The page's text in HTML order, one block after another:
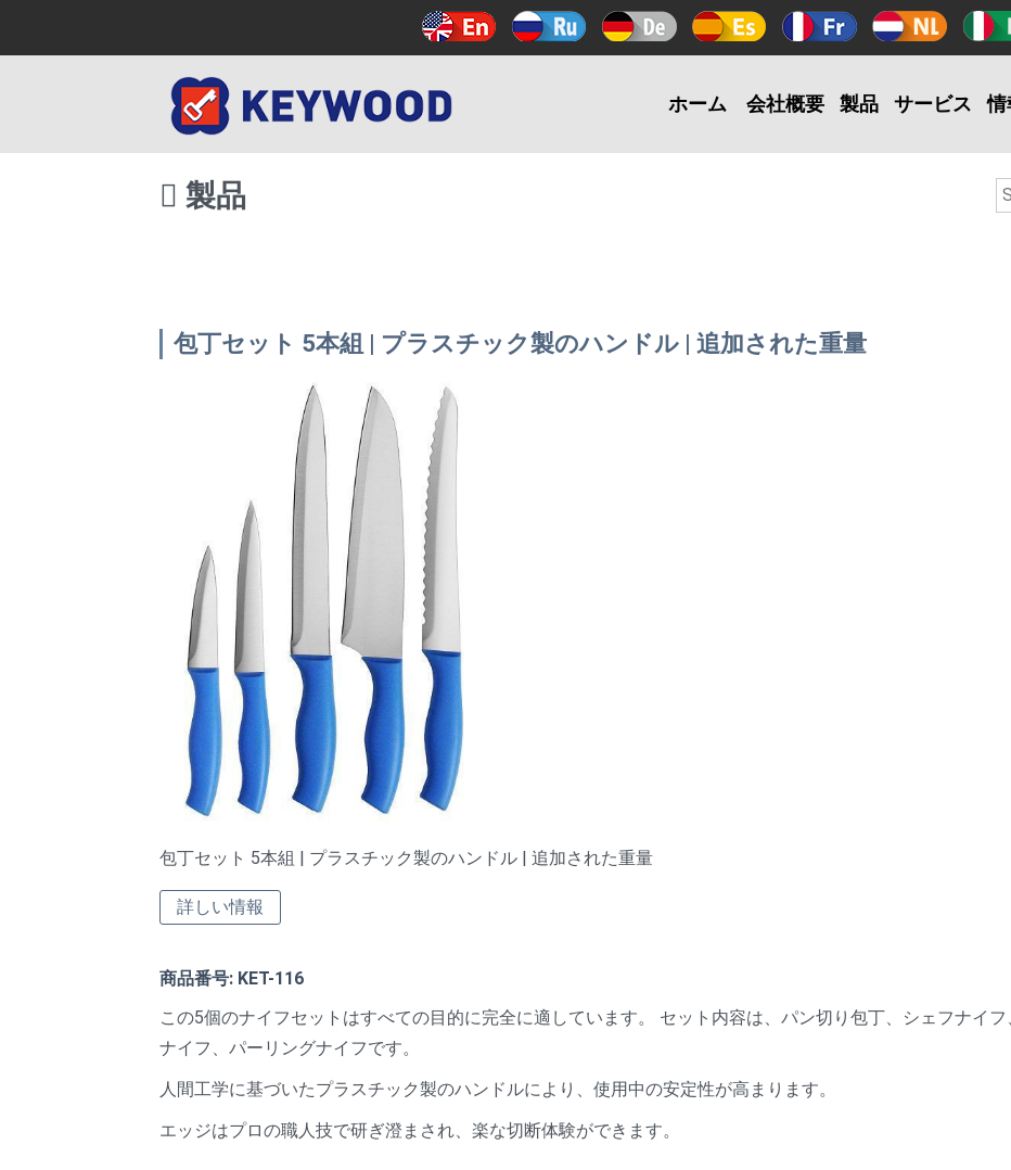
ホーム 会社概要 製品 サービス 情
製品
包丁セット 5本組 | プラスチック製のハンドル | 追加された重量
包丁セット 5本組 | プラスチック製のハンドル | 追加された重量
詳しい情報
商品番号: KET-116
この5個のナイフセットはすべての目的に完全に適しています。 セット内容は、パン切り包丁、シェフナイ
ナイフ、パーリングナイフです。
人間工学に基づいたプラスチック製のハンドルにより、使用中の安定性が高まります。
エッジはプロの職人技で研ぎ澄まされ、楽な切断体験ができます。